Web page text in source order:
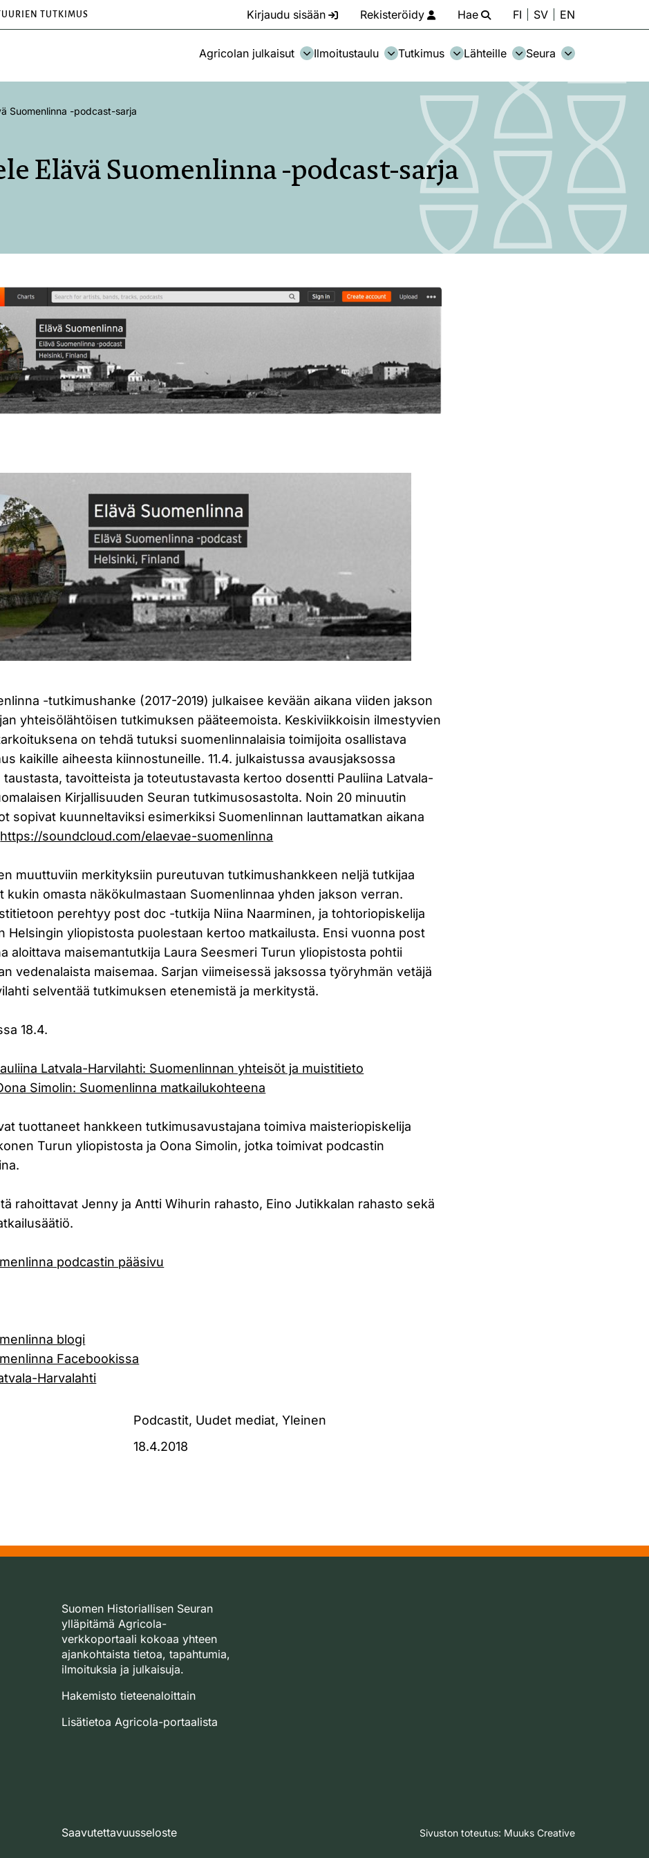
TUTKIMUS Kirjaudu sisään Rekisteröidy Hae FI SV EN
Agricolan julkaisut Ilmoitustaulu Tutkimus Lähteille Seura
Suomenlinna -podcast-sarja
Elävä Suomenlinna -podcast-sarja
-tutkimushanke (2017-2019) julkaisee kevään aikana viiden jakson
yhteisölähtöisen tutkimuksen pääteemoista. Keskiviikkoisin ilmestyvien
on tehdä tutuksi suomenlinnalaisia toimijoita osallistava
kaikille aiheesta kiinnostuneille. 11.4. julkaistussa avausjaksossa
tavoitteista ja toteutustavasta kertoo dosentti Pauliina Latvala-
Kirjallisuuden Seuran tutkimusosastolta. Noin 20 minuutin
sopivat kuunneltaviksi esimerkiksi Suomenlinnan lauttamatkan aikana
https://soundcloud.com/elaevae-suomenlinna
muuttuviin merkityksiin pureutuvan tutkimushankkeen neljä tutkijaa
kukin omasta näkökulmastaan Suomenlinnaa yhden jakson verran.
perehtyy post doc -tutkija Niina Naarminen, ja tohtoriopiskelija
Helsingin yliopistosta puolestaan kertoo matkailusta. Ensi vuonna post
aloittava maisemantutkija Laura Seesmeri Turun yliopistosta pohtii
vedenalaista maisemaa. Sarjan viimeisessä jaksossa työryhmän vetäjä
selventää tutkimuksen etenemistä ja merkitystä.
18.4.
Latvala-Harvilahti: Suomenlinnan yhteisöt ja muistitieto
Simolin: Suomenlinna matkailukohteena
tuottaneet hankkeen tutkimusavustajana toimiva maisteriopiskelija
Turun yliopistosta ja Oona Simolin, jotka toimivat podcastin
rahoittavat Jenny ja Antti Wihurin rahasto, Eino Jutikkalan rahasto sekä
podcastin pääsivu
blogi
Facebookissa
Harvalahti
Podcastit, Uudet mediat, Yleinen
18.4.2018
Suomen Historiallisen Seuran
ylläpitämä Agricola-
verkkoportaali kokoaa yhteen
ajankohtaista tietoa, tapahtumia,
ilmoituksia ja julkaisuja.
Hakemisto tieteenaloittain
Lisätietoa Agricola-portaalista
Saavutettavuusseloste Sivuston toteutus: Muuks Creative